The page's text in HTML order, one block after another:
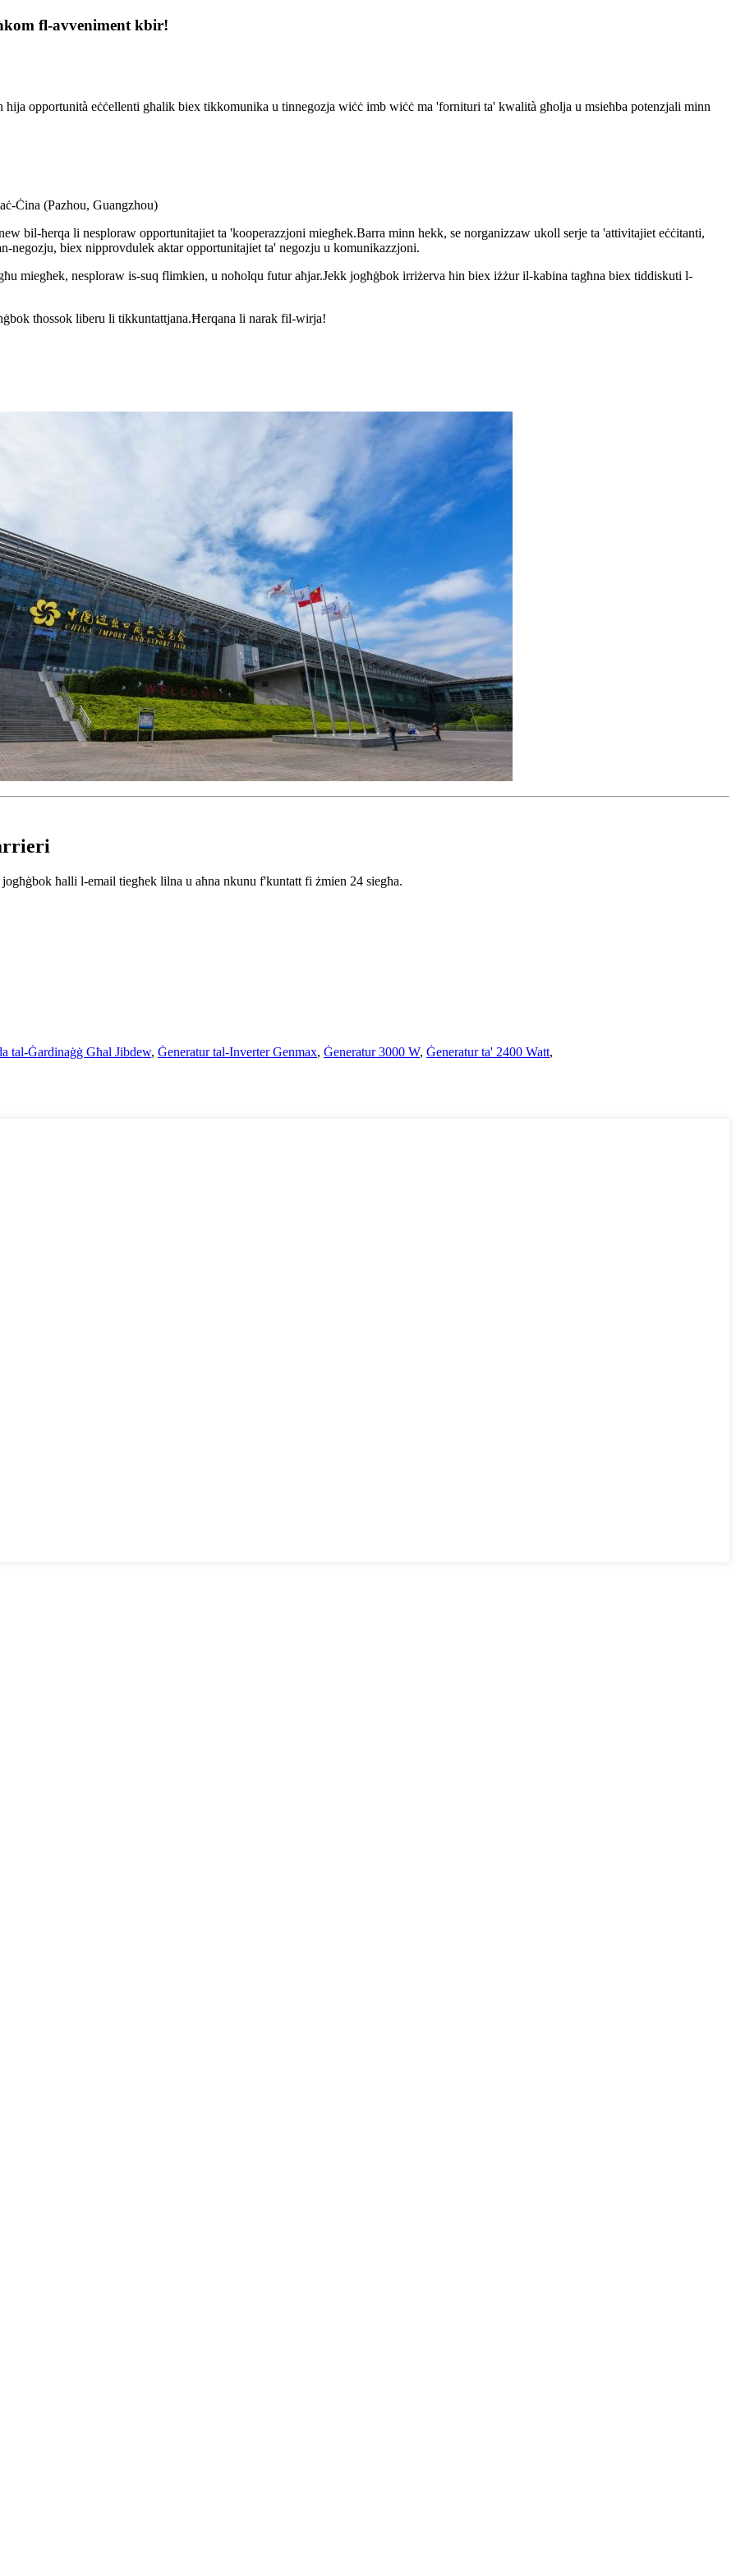
fl-avveniment kbir!
opportunità eċċellenti għalik biex tikkomunika u tinnegozja wiċċ imb wiċċ ma 'fornituri ta' kwalità għolja u msieħba potenzjali minn
Ċina (Pazhou, Guangzhou)
bil-ħerqa li nesploraw opportunitajiet ta 'kooperazzjoni miegħek.Barra minn hekk, se norganizzaw ukoll serje ta 'attivitajiet eċċitanti,
negozju, biex nipprovdulek aktar opportunitajiet ta' negozju u komunikazzjoni.
miegħek, nesploraw is-suq flimkien, u noħolqu futur aħjar.Jekk jogħġbok irriżerva ħin biex iżżur il-kabina tagħna biex tiddiskuti l-
tħossok liberu li tikkuntattjana.Ħerqana li narak fil-wirja!
ħalli l-email tiegħek lilna u aħna nkunu f'kuntatt fi żmien 24 siegħa.
tal-Ġardinaġġ Għal Jibdew, Ġeneratur tal-Inverter Genmax, Ġeneratur 3000 W, Ġeneratur ta' 2400 Watt,